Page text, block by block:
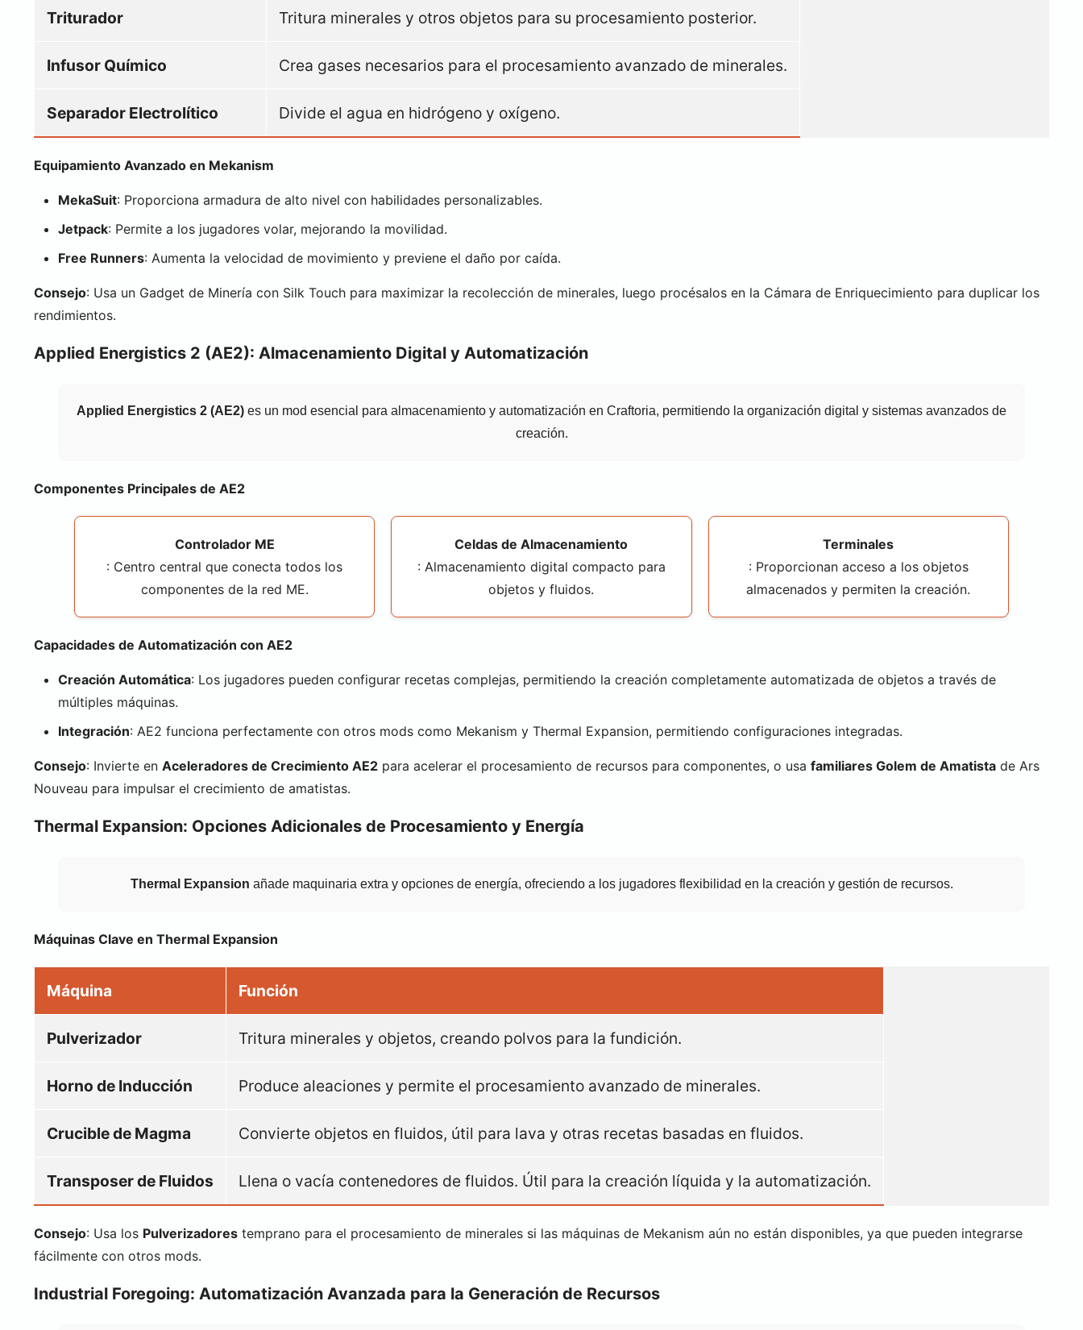
Triturador Tritura minerales y otros objetos para su procesamiento posterior.
Infusor Químico Crea gases necesarios para el procesamiento avanzado de minerales.
Separador Electrolítico Divide el agua en hidrógeno y oxígeno.
Equipamiento Avanzado en Mekanism
MekaSuit: Proporciona armadura de alto nivel con habilidades personalizables.
Jetpack: Permite a los jugadores volar, mejorando la movilidad.
Free Runners: Aumenta la velocidad de movimiento y previene el daño por caída.
Consejo: Usa un Gadget de Minería con Silk Touch para maximizar la recolección de minerales, luego procésalos en la Cámara de Enriquecimiento para duplicar los
rendimientos.
Applied Energistics 2 (AE2): Almacenamiento Digital y Automatización
Applied Energistics 2 (AE2) es un mod esencial para almacenamiento y automatización en Craftoria, permitiendo la organización digital y sistemas avanzados de
creación.
Componentes Principales de AE2
Controlador ME
: Centro central que conecta todos los
componentes de la red ME.
Celdas de Almacenamiento
: Almacenamiento digital compacto para
objetos y fluidos.
Terminales
: Proporcionan acceso a los objetos
almacenados y permiten la creación.
Capacidades de Automatización con AE2
Creación Automática: Los jugadores pueden configurar recetas complejas, permitiendo la creación completamente automatizada de objetos a través de
múltiples máquinas.
Integración: AE2 funciona perfectamente con otros mods como Mekanism y Thermal Expansion, permitiendo configuraciones integradas.
Consejo: Invierte en Aceleradores de Crecimiento AE2 para acelerar el procesamiento de recursos para componentes, o usa familiares Golem de Amatista de Ars
Nouveau para impulsar el crecimiento de amatistas.
Thermal Expansion: Opciones Adicionales de Procesamiento y Energía
Thermal Expansion añade maquinaria extra y opciones de energía, ofreciendo a los jugadores flexibilidad en la creación y gestión de recursos.
Máquinas Clave en Thermal Expansion
Máquina Función
Pulverizador Tritura minerales y objetos, creando polvos para la fundición.
Horno de Inducción Produce aleaciones y permite el procesamiento avanzado de minerales.
Crucible de Magma Convierte objetos en fluidos, útil para lava y otras recetas basadas en fluidos.
Transposer de Fluidos Llena o vacía contenedores de fluidos. Útil para la creación líquida y la automatización.
Consejo: Usa los Pulverizadores temprano para el procesamiento de minerales si las máquinas de Mekanism aún no están disponibles, ya que pueden integrarse
fácilmente con otros mods.
Industrial Foregoing: Automatización Avanzada para la Generación de Recursos